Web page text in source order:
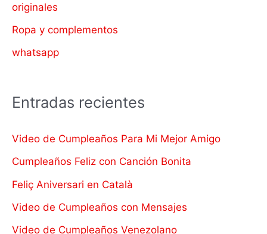
originales
Ropa y complementos
whatsapp
Entradas recientes
Video de Cumpleaños Para Mi Mejor Amigo
Cumpleaños Feliz con Canción Bonita
Feliç Aniversari en Català
Video de Cumpleaños con Mensajes
Video de Cumpleaños Venezolano